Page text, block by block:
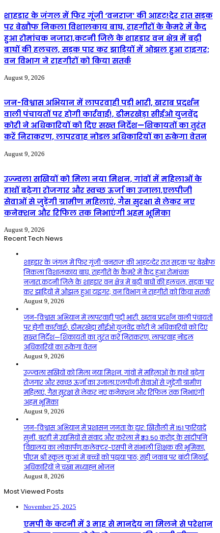
शाहडार के जंगल में फिर गूंजी ‘वनराज’ की आहट!देर रात सड़क
पर बेखौफ निकला विशालकाय बाघ, राहगीरों के कैमरे में कैद
हुआ रोमांचक नजारा,कटनी जिले के शाहडार वन क्षेत्र में बढ़ी
बाघों की हलचल, सड़क पार कर झाड़ियों में ओझल हुआ टाइगर;
वन विभाग ने राहगीरों को किया सतर्क
August 9, 2026
जन-विश्वास अभियान में लापरवाही पड़ी भारी, खराब प्रदर्शन
वाली पंचायतों पर होगी कार्रवाई!, ढीमरखेड़ा सीईओ युजवेंद्र
कोरी ने अधिकारियों को दिए सख्त निर्देश—शिकायतों का तुरंत
करें निराकरण, लापरवाह नोडल अधिकारियों का रुकेगा वेतन
August 9, 2026
उज्ज्वला सखियों को मिला नया मिशन, गांवों में महिलाओं के
हाथों बढ़ेगा रोजगार और स्वच्छ ऊर्जा का उजाला,एलपीजी
सेवाओं से जुड़ेंगी ग्रामीण महिलाएं, गैस सुरक्षा से लेकर नए
कनेक्शन और रिफिल तक निभाएंगी अहम भूमिका
August 9, 2026
Recent Tech News
शाहडार के जंगल में फिर गूंजी ‘वनराज’ की आहट!देर रात सड़क पर बेखौफ
निकला विशालकाय बाघ, राहगीरों के कैमरे में कैद हुआ रोमांचक
नजारा,कटनी जिले के शाहडार वन क्षेत्र में बढ़ी बाघों की हलचल, सड़क पार
कर झाड़ियों में ओझल हुआ टाइगर; वन विभाग ने राहगीरों को किया सतर्क
August 9, 2026
जन-विश्वास अभियान में लापरवाही पड़ी भारी, खराब प्रदर्शन वाली पंचायतों
पर होगी कार्रवाई!, ढीमरखेड़ा सीईओ युजवेंद्र कोरी ने अधिकारियों को दिए
सख्त निर्देश—शिकायतों का तुरंत करें निराकरण, लापरवाह नोडल
अधिकारियों का रुकेगा वेतन
August 9, 2026
उज्ज्वला सखियों को मिला नया मिशन, गांवों में महिलाओं के हाथों बढ़ेगा
रोजगार और स्वच्छ ऊर्जा का उजाला,एलपीजी सेवाओं से जुड़ेंगी ग्रामीण
महिलाएं, गैस सुरक्षा से लेकर नए कनेक्शन और रिफिल तक निभाएंगी
अहम भूमिका
August 9, 2026
जन-विश्वास अभियान में प्रशासन जनता के द्वार: खितौली में 151 फरियादें
सुनीं, बरही में उद्यमियों से संवाद और करेला में ₹33.50 करोड़ के सांदीपनि
विद्यालय का लोकार्पण,कलेक्टर-एसपी ने संभाली शिक्षक की भूमिका,
पीएम श्री स्कूल कुआं में बच्चों को पढ़ाया पाठ; सही जवाब पर बांटी मिठाई,
अधिकारियों ने चखा मध्याह्न भोजन
August 8, 2026
Most Viewed Posts
November 25, 2025
एमपी के कटनी में 3 माह से मानदेय ना मिलने से परेशान